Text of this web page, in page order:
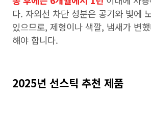
다. 자외선 차단 성분은 공기와 빛에
있으므로, 제형이나 색깔, 냄새가 변
해야 합니다.
2025년 선스틱 추천 제품